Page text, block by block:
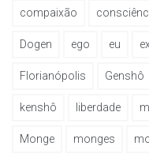
compaixão
Dogen ego eu
Florianópolis Genshô
kenshô liberdade
Monge monges